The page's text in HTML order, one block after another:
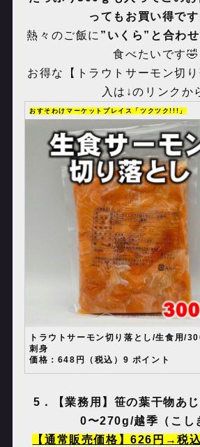
ってもお買い得で
熱々のご飯に ”いくら”と合わ
食べたいです🤣
お得な【トラウトサーモン切
入は↓のリンクか
おすそわけマーケットプレイス「ツクツク!!!」
トラウトサーモン切り落とし/生食用/
刺身
価格：648円（税込）9 ポイント
5 ．【業務用】笹の葉干物あ
0〜270g/越季（こ
【通常販売価格】626 円→税